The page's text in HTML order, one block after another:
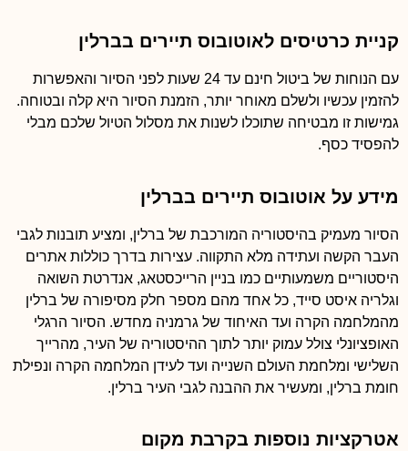
קניית כרטיסים לאוטובוס תיירים בברלין
עם הנוחות של ביטול חינם עד 24 שעות לפני הסיור והאפשרות
להזמין עכשיו ולשלם מאוחר יותר, הזמנת הסיור היא קלה ובטוחה.
גמישות זו מבטיחה שתוכלו לשנות את מסלול הטיול שלכם מבלי
להפסיד כסף.
מידע על אוטובוס תיירים בברלין
הסיור מעמיק בהיסטוריה המורכבת של ברלין, ומציע תובנות לגבי
העבר הקשה ועתידה מלא התקווה. עצירות בדרך כוללות אתרים
היסטוריים משמעותיים כמו בניין הרייכסטאג, אנדרטת השואה
וגלריה איסט סייד, כל אחד מהם מספר חלק מסיפורה של ברלין
מהמלחמה הקרה ועד האיחוד של גרמניה מחדש. הסיור הרגלי
האופציונלי צולל עמוק יותר לתוך ההיסטוריה של העיר, מהרייך
השלישי ומלחמת העולם השנייה ועד לעידן המלחמה הקרה ונפילת
חומת ברלין, ומעשיר את ההבנה לגבי העיר ברלין.
אטרקציות נוספות בקרבת מקום